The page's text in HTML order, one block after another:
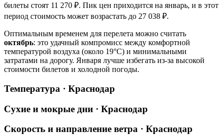
билеты стоят 11 270 ₽. Пик цен приходится на январь, и в этот
период стоимость может возрастать до 27 038 ₽.
Оптимальным временем для перелета можно считать
октябрь: это удачный компромисс между комфортной
температурой воздуха (около 19°C) и минимальными
затратами на дорогу. Января лучше избегать из-за высокой
стоимости билетов и холодной погоды.
Температура · Краснодар
Сухие и мокрые дни · Краснодар
Скорость и направление ветра · Краснодар